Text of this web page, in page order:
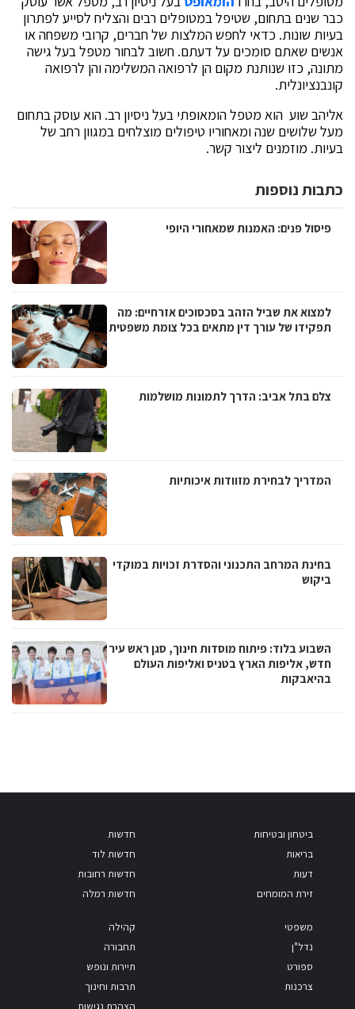
כבר שנים בתחום, שטיפל במטופלים רבים והצליח לסייע לפתרון
בעיות שונות. כדאי לחפש המלצות של חברים, קרובי משפחה או
אנשים שאתם סומכים על דעתם. חשוב לבחור מטפל בעל גישה
מתונה, כזו שנותנת מקום הן לרפואה המשלימה והן לרפואה
קונבנציונלית.
אליהב שוע הוא מטפל הומאופתי בעל ניסיון רב. הוא עוסק בתחום
מעל שלושים שנה ומאחוריו טיפולים מוצלחים במגוון רחב של
בעיות. מוזמנים ליצור קשר.
כתבות נוספות
פיסול פנים: האמנות שמאחורי היופי
למצוא את שביל הזהב בסכסוכים אזרחיים: מה
תפקידו של עורך דין מתאים בכל צומת משפטית
צלם בתל אביב: הדרך לתמונות מושלמות
המדריך לבחירת מזוודות איכותיות
בחינת המרחב התכנוני והסדרת זכויות במוקדי
ביקוש
השבוע בלוד: פיתוח מוסדות חינוך, סגן ראש עיר
חדש, אליפות הארץ בטניס ואליפות העולם
בהיאבקות
ביטחון ובטיחות
בריאות
דעות
זירת המומחים
חדשות
חדשות לוד
חדשות רחובות
חדשות רמלה
משפטי
נדל"ן
ספורט
צרכנות
קהילה
תחבורה
תיירות ונופש
תרבות וחינוך
הצהרת נגישות